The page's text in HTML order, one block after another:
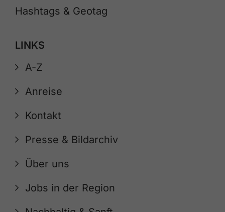
Hashtags & Geotag
LINKS
A-Z
Anreise
Kontakt
Presse & Bildarchiv
Über uns
Jobs in der Region